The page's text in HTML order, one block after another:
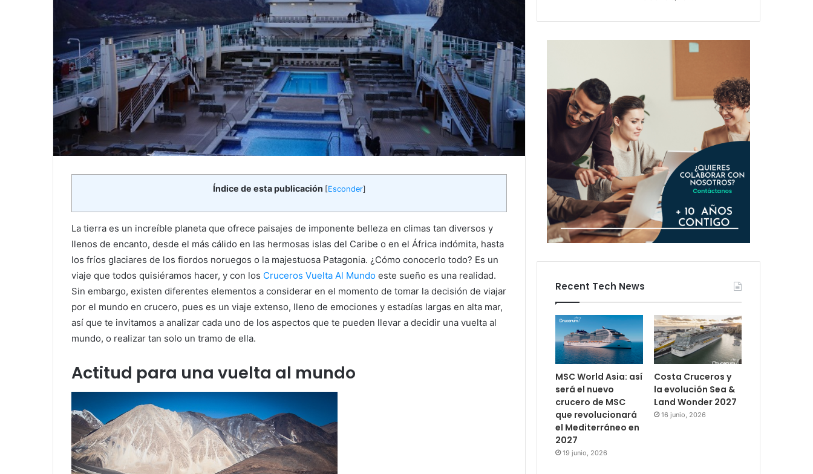
Índice de esta publicación [Esconder]
La tierra es un increíble planeta que ofrece paisajes de imponente belleza en climas tan diversos y
llenos de encanto, desde el más cálido en las hermosas islas del Caribe o en el África indómita, hasta
los fríos glaciares de los fiordos noruegos o la majestuosa Patagonia. ¿Cómo conocerlo todo? Es un
viaje que todos quisiéramos hacer, y con los Cruceros Vuelta Al Mundo este sueño es una realidad.
Sin embargo, existen diferentes elementos a considerar en el momento de tomar la decisión de viajar
por el mundo en crucero, pues es un viaje extenso, lleno de emociones y estadías largas en alta mar,
así que te invitamos a analizar cada uno de los aspectos que te pueden llevar a decidir una vuelta al
mundo, o realizar tan solo un tramo de ella.
Actitud para una vuelta al mundo
Recent Tech News
MSC World Asia: así
será el nuevo
crucero de MSC
que revolucionará
el Mediterráneo en
2027
19 junio, 2026
Costa Cruceros y
la evolución Sea &
Land Wonder 2027
16 junio, 2026